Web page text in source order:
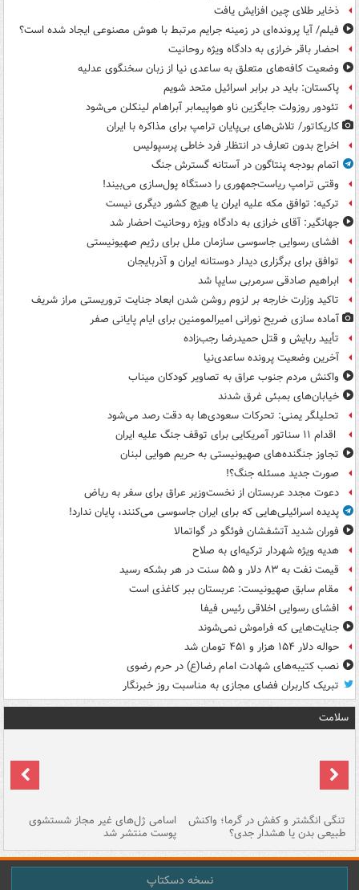
ذخایر طلای چین افزایش یافت
فیلم/ آیا پرونده‌ای در زمینه جرایم مرتبط با هوش مصنوعی ایجاد شده است؟
احضار باقر خرازی به دادگاه ویژه روحانیت
وضعیت کافه‌های متعلق به ساعدی نیا از زبان سخنگوی عدلیه
پاکستان: باید در برابر اسرائیل متحد شویم
تئودور روزولت جایگزین ناو هواپیمابر آبراهام لینکلن می‌شود
کاریکاتور/ تلاش‌های بی‌پایان ترامپ برای مذاکره با ایران
اخراج بدون تعارف در انتظار فرد خاطی پرسپولیس
اتمام بودجه پنتاگون در آستانه گسترش جنگ
وقتی ترامپ ریاست‌جمهوری را دستگاه پول‌سازی می‌بیند!
ترکیه: توافق مکه علیه ایران یا هیچ کشور دیگری نیست
جهانگیر: آقای خرازی به دادگاه ویژه روحانیت احضار شد
افشای رسوایی جاسوسی سازمان ملل برای رژیم صهیونیستی
توافق برای برگزاری دیدار دوستانه ایران و آذربایجان
ابراهیم صادقی سرمربی سایپا شد
تاکید وزارت خارجه بر لزوم روشن شدن ابعاد جنایت تروریستی مراز شریف
آماده سازی ضریح نورانی امیرالمومنین برای ایام پایانی صفر
تأیید ربایش و قتل حمیدرضا رجب‌زاده
آخرین وضعیت پرونده ساعدی‌نیا
واکنش مردم جنوب عراق به تصاویر کودکان میناب
خیابان‌های بمبئی غرق شدند
تحلیلگر یمنی: تحرکات سعودی‌ها به دقت رصد می‌شود
اقدام ۱۱ سناتور آمریکایی برای توقف جنگ علیه ایران
تجاوز جنگنده‌های صهیونیستی به حریم هوایی لبنان
صورت جدید مسئله جنگ؟!
دعوت مجدد عربستان از نخست‌وزیر عراق برای سفر به ریاض
پدیده اسرائیلی‌هایی که برای ایران جاسوسی می‌کنند، پایان ندارد!
فوران شدید آتشفشان فوئگو در گواتمالا
هدیه ویژه شهردار ترکیه‌ای به صلاح
قیمت نفت به ۸۳ دلار و ۵۵ سنت در هر بشکه رسید
مقام سابق صهیونیست: عربستان ببر کاغذی است
افشای رسوایی اخلاقی رئیس فیفا
جنایت‌هایی که فراموش نمی‌شوند
حواله دلار ۱۵۴ هزار و ۴۵۱ تومان شد
نصب کتیبه‌های شهادت امام رضا(ع) در حرم رضوی
تبریک کاربران فضای مجازی به مناسبت روز خبرنگار
سلامت
تنگی انگشتر و کفش در گرما؛ واکنش
طبیعی بدن یا هشدار جدی؟
اسامی ژل‌های غیر مجاز شستشوی
پوست منتشر شد
نسخه دسکتاپ